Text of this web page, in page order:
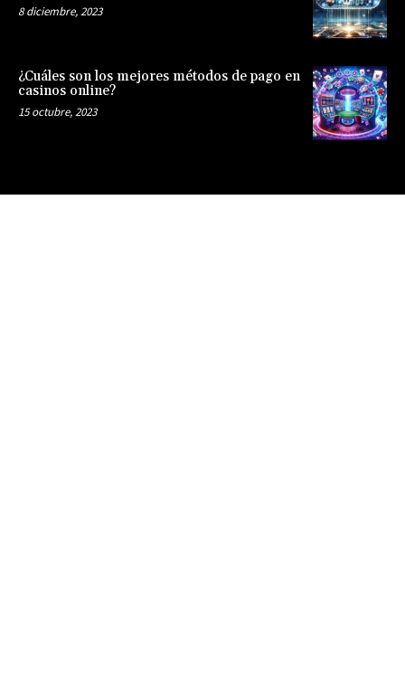
8 diciembre, 2023
¿Cuáles son los mejores métodos de pago en
casinos online?
15 octubre, 2023